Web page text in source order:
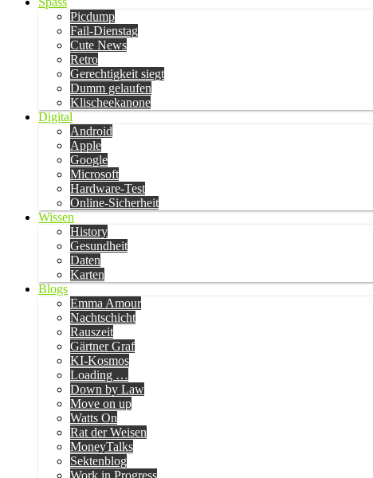
Picdump
Fail-Dienstag
Cute News
Retro
Gerechtigkeit siegt
Dumm gelaufen
Klischeekanone
Digital
Android
Apple
Google
Microsoft
Hardware-Test
Online-Sicherheit
Wissen
History
Gesundheit
Daten
Karten
Blogs
Emma Amour
Nachtschicht
Rauszeit
Gärtner Graf
KI-Kosmos
Loading …
Down by Law
Move on up
Watts On
Rat der Weisen
MoneyTalks
Sektenblog
Work in Progress